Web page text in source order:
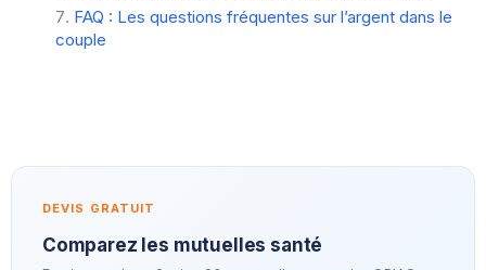
FAQ : Les questions fréquentes sur l’argent dans le
couple
DEVIS GRATUIT
Comparez les mutuelles santé